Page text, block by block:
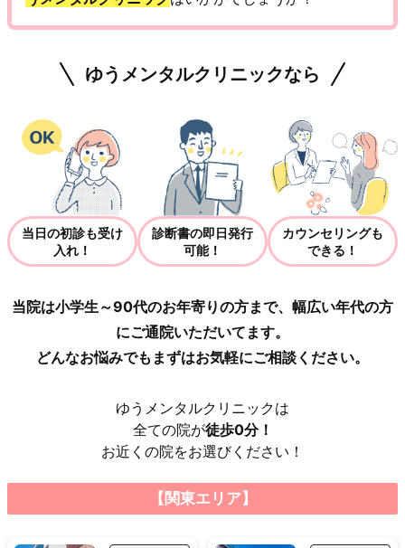
ゆうメンタルクリニックなら
当日の初診も受け
入れ！
診断書の即日発行
可能！
カウンセリングも
できる！
当院は小学生～90代のお年寄りの方まで、幅広い年代の方
にご通院いただいてます。
どんなお悩みでもまずはお気軽にご相談ください。
ゆうメンタルクリニックは
全ての院が徒歩0分！
お近くの院をお選びください！
【関東エリア】